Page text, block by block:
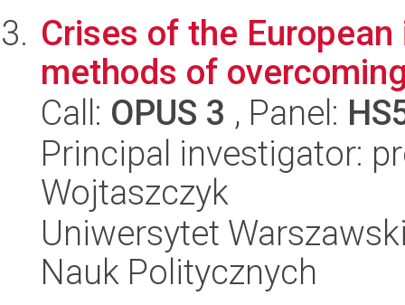
Crises of the
methods of
Call: OPUS 3 , Panel:
Principal investigator:
Wojtaszczyk
Uniwersytet
Nauk Politycznych